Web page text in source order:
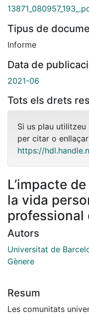
Tipus de
Informe
Data de
2021-06
Tots els drets
Si us plau
per citar o
https://
L’impacte
la vida
professional
Autors
Universitat de
Gènere
Resum
Les comunitats